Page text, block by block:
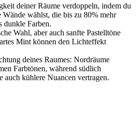
deiner Räume verdoppeln, indem du
wählst, die bis zu 80% mehr
dunkle Farben.
Wahl, aber auch sanfte Pastelltöne
Mint können den Lichteffekt
deines Raumes: Nordräume
Farbtönen, während südlich
auch kühlere Nuancen vertragen.